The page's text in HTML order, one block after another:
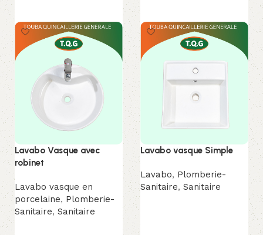
Lavabo Vasque avec
robinet
Lavabo vasque en
porcelaine, Plomberie-
Sanitaire, Sanitaire
Lavabo vasque Simple
Lavabo, Plomberie-
Sanitaire, Sanitaire